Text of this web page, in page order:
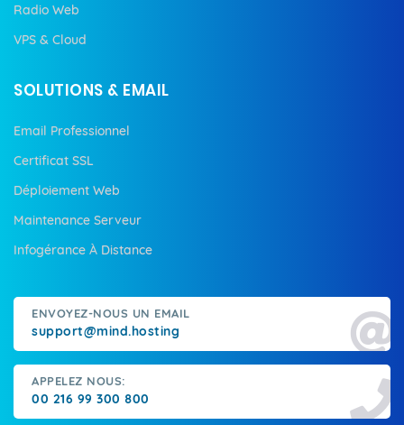
Radio Web
VPS & Cloud
SOLUTIONS & EMAIL
Email Professionnel
Certificat SSL
Déploiement Web
Maintenance Serveur
Infogérance À Distance
ENVOYEZ-NOUS UN EMAIL
support@mind.hosting
APPELEZ NOUS:
00 216 99 300 800